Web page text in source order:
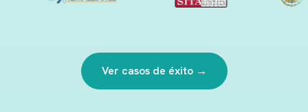
Ver casos de éxito →